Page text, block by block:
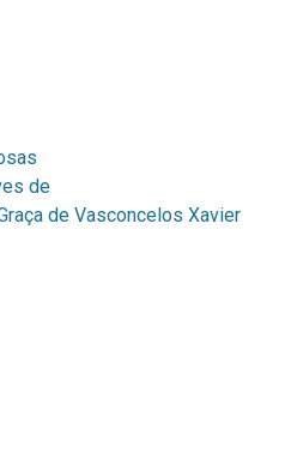
de
de Vasconcelos Xavier